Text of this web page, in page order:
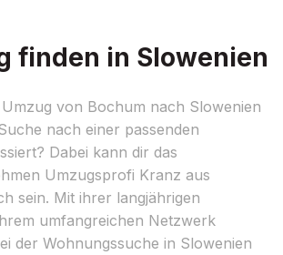
finden in Slowenien
von Bochum nach Slowenien
nach einer passenden
Dabei kann dir das
Umzugsprofi Kranz aus
sein. Mit ihrer langjährigen
umfangreichen Netzwerk
der Wohnungssuche in Slowenien